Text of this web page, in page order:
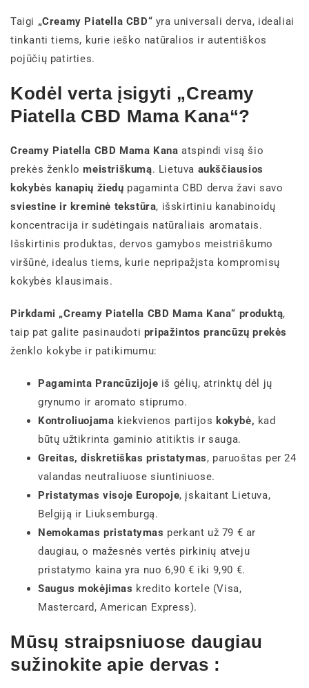
Taigi „Creamy Piatella CBD“ yra universali derva, idealiai
tinkanti tiems, kurie ieško natūralios ir autentiškos
pojūčių patirties.
Kodėl verta įsigyti „Creamy
Piatella CBD Mama Kana“?
Creamy Piatella CBD Mama Kana atspindi visą šio
prekės ženklomeistriškumą. Lietuva aukščiausios
kokybės kanapių žiedų pagaminta CBD derva žavi savo
sviestine ir kreminė tekstūra, išskirtiniu kanabinoidų
koncentracija ir sudėtingais natūraliais aromatais.
Išskirtinis produktas, dervos gamybos meistriškumo
viršūnė, idealus tiems, kurie nepripažįsta kompromisų
kokybės klausimais.
Pirkdami „Creamy Piatella CBD Mama Kana“ produktą,
taip pat galite pasinaudoti pripažintos prancūzų prekės
ženklo kokybe ir patikimumu:
Pagaminta Prancūzijoje iš gėlių, atrinktų dėl jų
grynumo ir aromato stiprumo.
Kontroliuojama kiekvienos partijos kokybė, kad
būtų užtikrinta gaminio atitiktis ir sauga.
Greitas, diskretiškas pristatymas, paruoštas per 24
valandas neutraliuose siuntiniuose.
Pristatymas visoje Europoje, įskaitant Lietuva,
Belgiją ir Liuksemburgą.
Nemokamas pristatymas perkant už 79 € ar
daugiau, o mažesnės vertės pirkinių atveju
pristatymo kaina yra nuo 6,90 € iki 9,90 €.
Saugus mokėjimas kredito kortele (Visa,
Mastercard, American Express).
Mūsų straipsniuose daugiau
sužinokite apie dervas :